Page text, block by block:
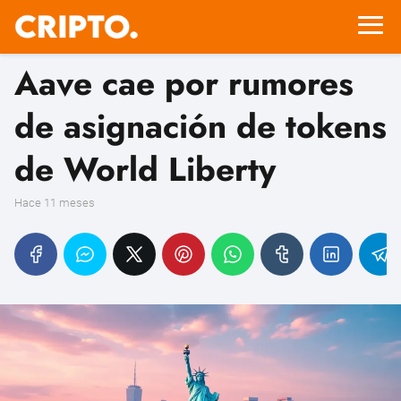
Aave cae por rumores
de asignación de tokens
de World Liberty
hace 11 meses